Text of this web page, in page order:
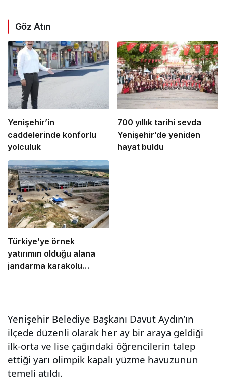
Göz Atın
Yenişehir’in
caddelerinde konforlu
yolculuk
700 yıllık tarihi sevda
Yenişehir’de yeniden
hayat buldu
Türkiye’ye örnek
yatırımın olduğu alana
jandarma karakolu
Yenişehir Belediye Başkanı Davut Aydın’ın
ilçede düzenli olarak her ay bir araya geldiği
ilk-orta ve lise çağındaki öğrencilerin talep
ettiği yarı olimpik kapalı yüzme havuzunun
temeli atıldı.